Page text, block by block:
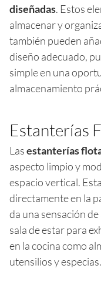
diseñadas. Estos
almacenar y
también pueden
diseño adecuado,
simple en una
almacenamiento
Estanterías
Lasestanterías
aspecto limpio y
espacio vertical.
directamente en la
da una sensación
sala de estar para
en la cocina como
utensilios y especias.